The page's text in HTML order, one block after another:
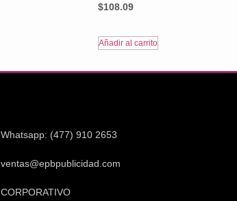
$108.09
Añadir al carrito
Whatsapp: (477) 910 2653
ventas@epbpublicidad.com
CORPORATIVO